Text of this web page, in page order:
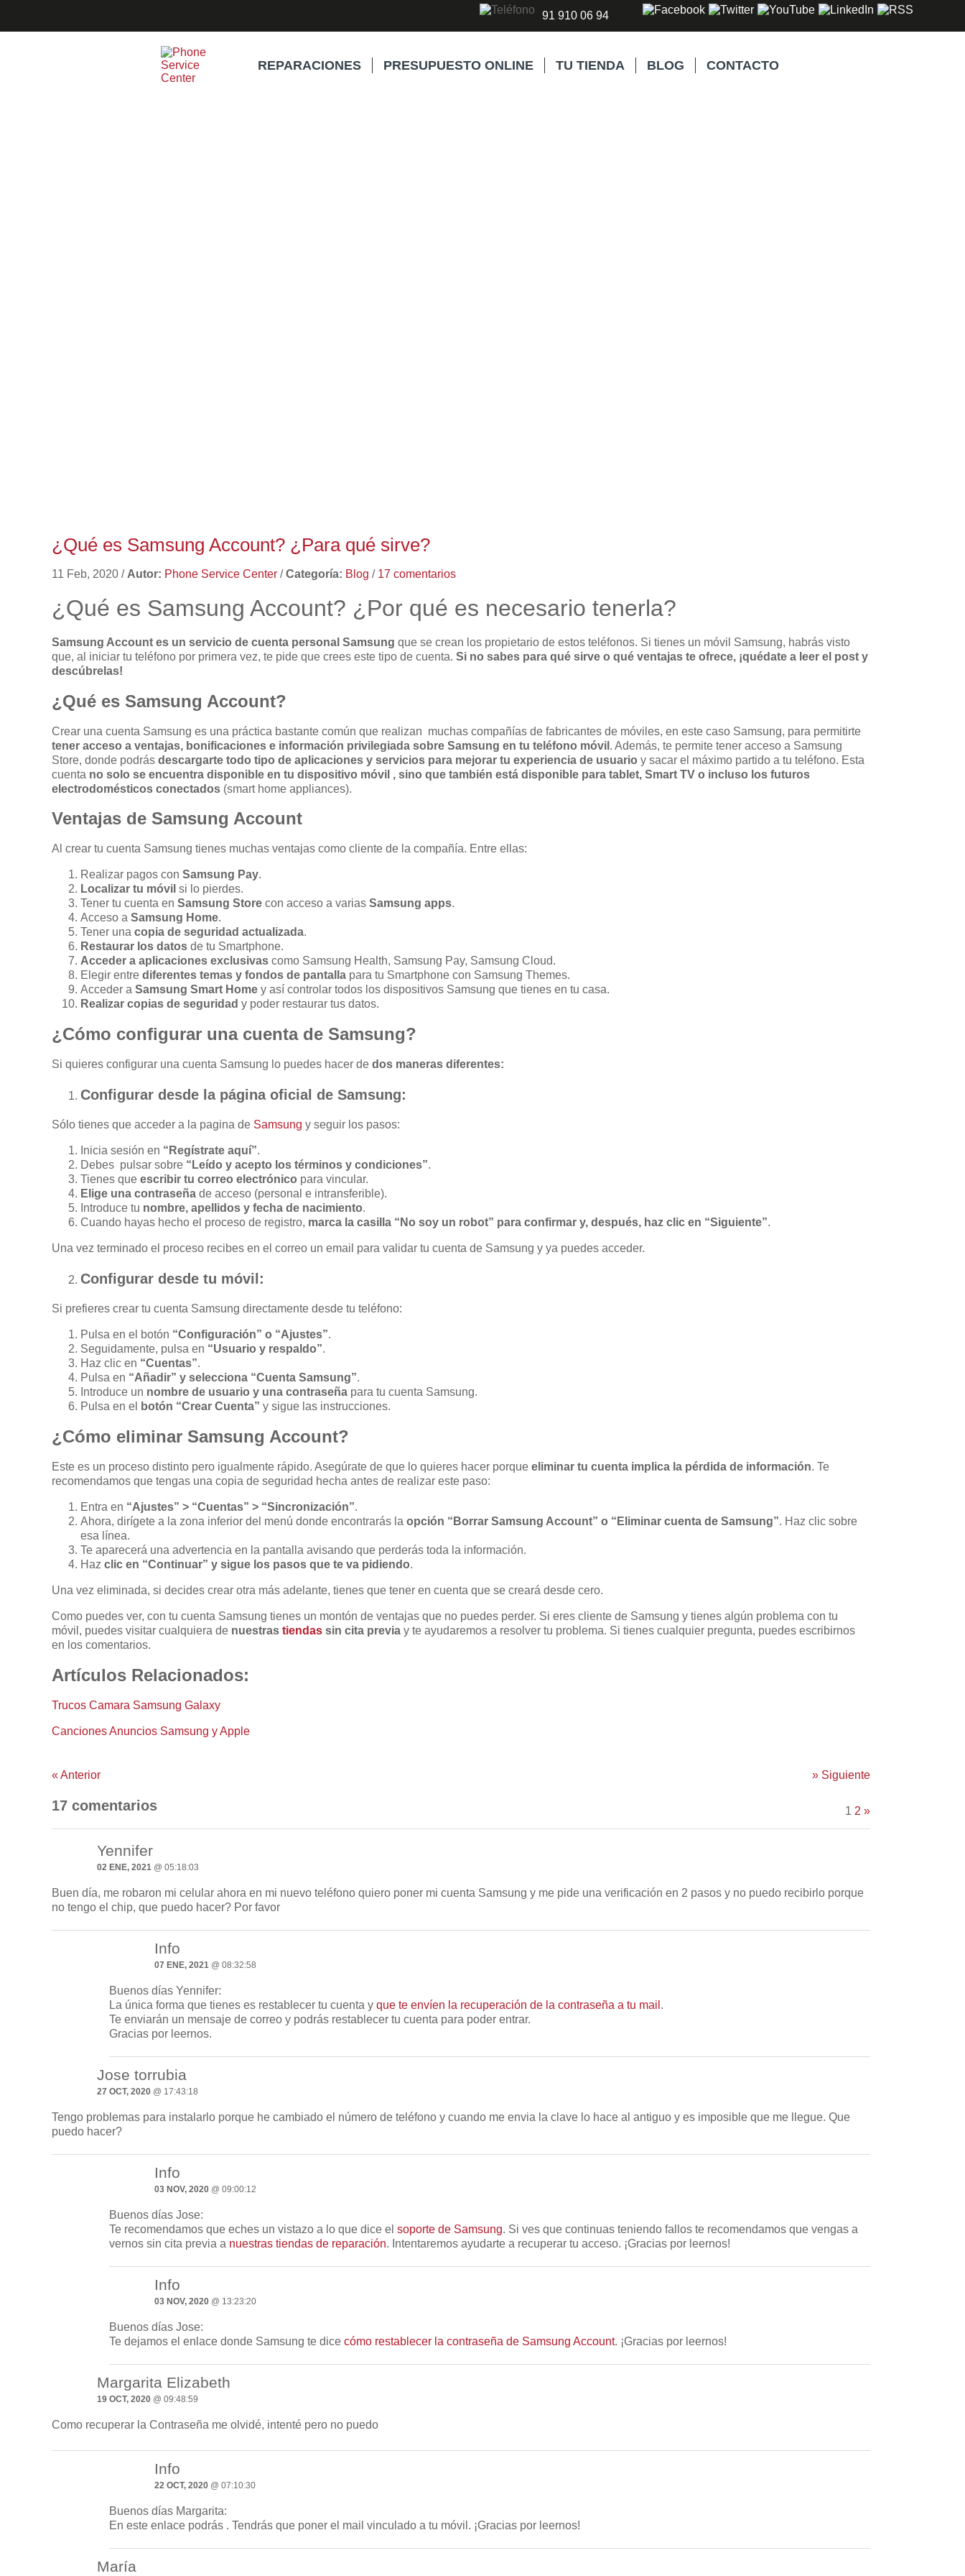
91 910 06 94
REPARACIONES PRESUPUESTO ONLINE TU TIENDA BLOG CONTACTO
¿Qué es Samsung Account? ¿Para qué sirve?
11 Feb, 2020 / Autor: Phone Service Center /Categoría: Blog / 17 comentarios
¿Qué es Samsung Account? ¿Por qué es necesario tenerla?
Samsung Account es un servicio de cuenta personal Samsung que se crean los propietario de estos teléfonos. Si tienes un móvil Samsung, habrás visto
que, al iniciar tu teléfono por primera vez, te pide que crees este tipo de cuenta. Si no sabes para qué sirve o qué ventajas te ofrece, ¡quédate a leer el post y
descúbrelas!
¿Qué es Samsung Account?
Crear una cuenta Samsung es una práctica bastante común que realizan muchas compañías de fabricantes de móviles, en este caso Samsung, para permitirte
tener acceso a ventajas, bonificaciones e información privilegiada sobre Samsung en tu teléfono móvil . Además, te permite tener acceso a Samsung
Store, donde podrás descargarte todo tipo de aplicaciones y servicios para mejorar tu experiencia de usuario y sacar el máximo partido a tu teléfono. Esta
cuenta no solo se encuentra disponible en tu dispositivo móvil , sino que también está disponible para tablet, Smart TV o incluso los futuros
electrodomésticos conectados (smart home appliances).
Ventajas de Samsung Account
Al crear tu cuenta Samsung tienes muchas ventajas como cliente de la compañía. Entre ellas:
Realizar pagos con Samsung Pay.
Localizar tu móvil si lo pierdes.
Tener tu cuenta en Samsung Store con acceso a varias Samsung apps.
Acceso a Samsung Home.
Tener una copia de seguridad actualizada.
Restaurar los datos de tu Smartphone.
Acceder a aplicaciones exclusivas como Samsung Health, Samsung Pay, Samsung Cloud.
Elegir entre diferentes temas y fondos de pantalla para tu Smartphone con Samsung Themes.
Acceder a Samsung Smart Home y así controlar todos los dispositivos Samsung que tienes en tu casa.
Realizar copias de seguridad y poder restaurar tus datos.
¿Cómo configurar una cuenta de Samsung?
Si quieres configurar una cuenta Samsung lo puedes hacer de dos maneras diferentes:
Configurar desde la página oficial de Samsung:
Sólo tienes que acceder a la pagina de Samsung y seguir los pasos:
Inicia sesión en “Regístrate aquí”.
Debes pulsar sobre “Leído y acepto los términos y condiciones”.
Tienes que escribir tu correo electrónico para vincular.
Elige una contraseña de acceso (personal e intransferible).
Introduce tu nombre, apellidos y fecha de nacimiento.
Cuando hayas hecho el proceso de registro, marca la casilla “No soy un robot” para confirmar y, después, haz clic en “Siguiente”.
Una vez terminado el proceso recibes en el correo un email para validar tu cuenta de Samsung y ya puedes acceder.
Configurar desde tu móvil:
Si prefieres crear tu cuenta Samsung directamente desde tu teléfono:
Pulsa en el botón “Configuración” o “Ajustes”.
Seguidamente, pulsa en “Usuario y respaldo”.
Haz clic en “Cuentas”.
Pulsa en “Añadir” y selecciona “Cuenta Samsung”.
Introduce un nombre de usuario y una contraseña para tu cuenta Samsung.
Pulsa en el
botón “Crear Cuenta” y sigue las instrucciones.
¿Cómo eliminar Samsung Account?
Este es un proceso distinto pero igualmente rápido. Asegúrate de que lo quieres hacer porque eliminar tu cuenta implica la pérdida de información. Te
recomendamos que tengas una copia de seguridad hecha antes de realizar este paso:
Entra en “Ajustes” > “Cuentas” > “Sincronización”.
Ahora, dirígete a la zona inferior del menú donde encontrarás la opción “Borrar Samsung Account” o “Eliminar cuenta de Samsung”. Haz clic sobre
esa línea.
Te aparecerá una advertencia en la pantalla avisando que perderás toda la información.
Haz clic en “Continuar” y sigue los pasos que te va pidiendo.
Una vez eliminada, si decides crear otra más adelante, tienes que tener en cuenta que se creará desde cero.
Como puedes ver, con tu cuenta Samsung tienes un montón de ventajas que no puedes perder. Si eres cliente de Samsung y tienes algún problema con tu
móvil, puedes visitar cualquiera de nuestras tiendas sin cita previa y te ayudaremos a resolver tu problema. Si tienes cualquier pregunta, puedes escribirnos
en los comentarios.
Artículos Relacionados:
Trucos Camara Samsung Galaxy
Canciones Anuncios Samsung y Apple
« Anterior » Siguiente
17 comentarios 1 2 »
Yennifer
02 ENE, 2021 @ 05:18:03
Buen día, me robaron mi celular ahora en mi nuevo teléfono quiero poner mi cuenta Samsung y me pide una verificación en 2 pasos y no puedo recibirlo porque
no tengo el chip, que puedo hacer? Por favor
Info
07 ENE, 2021@ 08:32:58
Buenos días Yennifer:
La única forma que tienes es restablecer tu cuenta y que te envíen la recuperación de la contraseña a tu mail .
Te enviarán un mensaje de correo y podrás restablecer tu cuenta para poder entrar.
Gracias por leernos.
Jose torrubia
27 OCT, 2020 @ 17:43:18
Tengo problemas para instalarlo porque he cambiado el número de teléfono y cuando me envia la clave lo hace al antiguo y es imposible que me llegue. Que
puedo hacer?
Info
03 NOV, 2020@ 09:00:12
Buenos días Jose:
Te recomendamos que eches un vistazo a lo que dice el soporte de Samsung. Si ves que continuas teniendo fallos te recomendamos que vengas a
vernos sin cita previa a nuestras tiendas de reparación. Intentaremos ayudarte a recuperar tu acceso. ¡Gracias por leernos!
Info
03 NOV, 2020@ 13:23:20
Buenos días Jose:
Te dejamos el enlace donde Samsung te dice cómo restablecer la contraseña de Samsung Account. ¡Gracias por leernos!
Margarita Elizabeth
19 OCT, 2020 @ 09:48:59
Como recuperar la Contraseña me olvidé, intenté pero no puedo
Info
22 OCT, 2020@ 07:10:30
Buenos días Margarita:
En este enlace podrás . Tendrás que poner el mail vinculado a tu móvil. ¡Gracias por leernos!
María